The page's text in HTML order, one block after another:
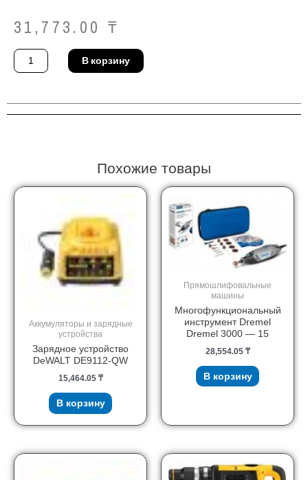
31,773.00 ₸
Количество
товара
Дрель
В корзину
Похожие товары
Аккумуляторы и зарядные
устройства
Зарядное устройство
DeWALT DE9112-QW
15,464.05 ₸
В корзину
Прямошлифовальные
машины
Многофункциональный
инструмент Dremel
Dremel 3000 — 15
28,554.05 ₸
В корзину